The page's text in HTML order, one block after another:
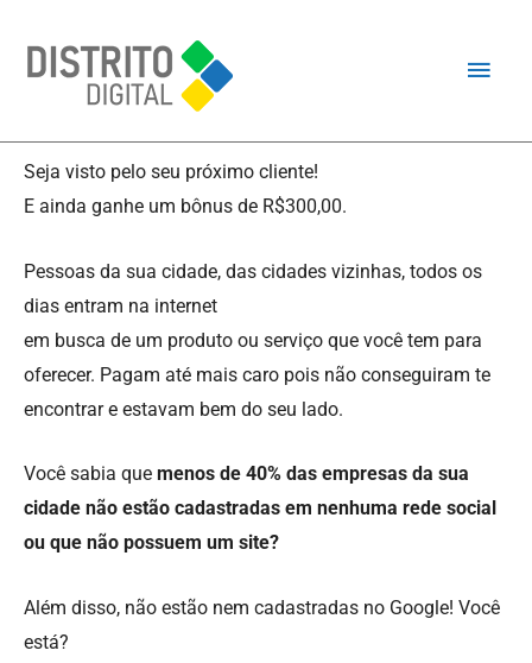
Seja visto pelo seu próximo cliente!
E ainda ganhe um bônus de R$300,00.
Pessoas da sua cidade, das cidades vizinhas, todos os
dias entram na internet
em busca de um produto ou serviço que você tem para
oferecer. Pagam até mais caro pois não conseguiram te
encontrar e estavam bem do seu lado.
Você sabia que menos de 40% das empresas da sua
cidade não estão cadastradas em nenhuma rede social
ou que não possuem um site?
Além disso, não estão nem cadastradas no Google! Você
está?